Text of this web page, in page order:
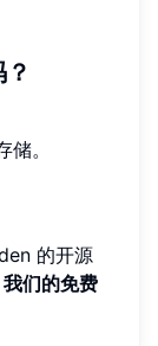
储。
的开源
我们的免费